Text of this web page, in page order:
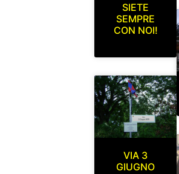
SIETE
SEMPRE
CON NOI!
VIA 3
GIUGNO